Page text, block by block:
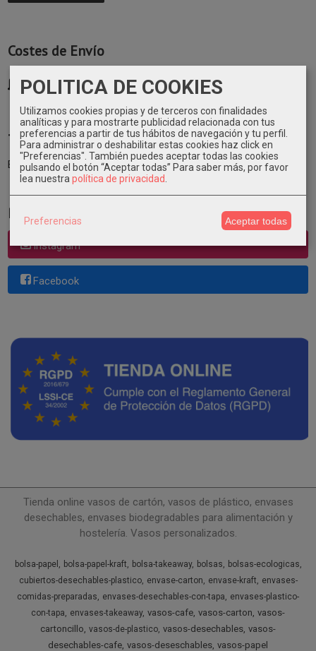
Costes de Envío
Consultar Destinos
Tu Carrito (0)
El carrito de la compra está vacío
Redes Sociales
Instagram
Facebook
Tienda online vasos de cartón, vasos de plástico, envases
desechables, envases biodegradables para alimentación y
hostelería. Vasos personalizados.
bolsa-papel bolsa-papel-kraft bolsa-takeaway bolsas
bolsas-ecologicas
cubiertos-desechables-plastico
envase-carton envase-kraft
envases-
comidas-preparadas
envases-desechables-con-tapa
envases-plastico-
con-tapa
envases-takeaway vasos-cafe vasos-carton vasos-
cartoncillo vasos-de-plastico vasos-desechables vasos-
desechables-cafe vasos-deseschables vasos-papel
POLITICA DE COOKIES
Utilizamos cookies propias y de terceros con finalidades
analíticas y para mostrarte publicidad relacionada con tus
preferencias a partir de tus hábitos de navegación y tu perfil.
Para administrar o deshabilitar estas cookies haz click en
"Preferencias". También puedes aceptar todas las cookies
pulsando el botón “Aceptar todas” Para saber más, por favor
lea nuestrapolítica de privacidad.
Preferencias Aceptar todas